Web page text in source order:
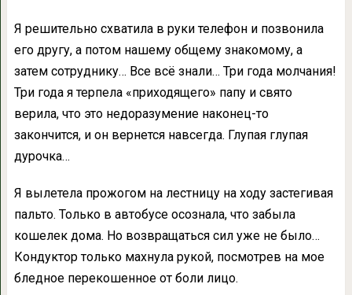
Я решительно схватила в руки телефон и позвонила
его другу, а потом нашему общему знакомому, а
затем сотруднику… Все всё знали… Три года молчания!
Три года я терпела «приходящего» папу и свято
верила, что это недоразумение наконец-то
закончится, и он вернется навсегда. Глупая глупая
дурочка…
Я вылетела прожогом на лестницу на ходу застегивая
пальто. Только в автобусе осознала, что забыла
кошелек дома. Но возвращаться сил уже не было…
Кондуктор только махнула рукой, посмотрев на мое
бледное перекошенное от боли лицо.